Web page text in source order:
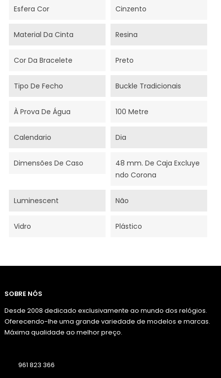
Esfera Cor Cinzento
Material Da Cinta Resina
Cor Da Bracelete Preto
Tipo De Fecho Buckle Tradicionais
À Prova De Água 100 Metre
Calendario Dia
Dimensões De Caso
48 mm. De Caja Excluye
ndo Corona
Luminescent Não
Vidro Plástico
SOBRE NÓS
Desde 2008 dedicado exclusivamente ao mundo dos relógios.
Oferecendo-lhe uma grande variedade de modelos e marcas.
Máxima qualidade ao melhor preço.
961 823 366